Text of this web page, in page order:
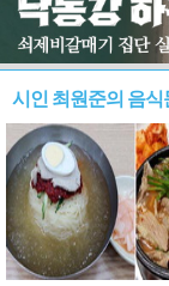
시인 최원준의 음식